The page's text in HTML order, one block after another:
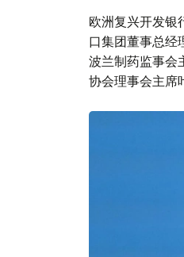
欧洲复兴开发银
口集团董事总经
波兰制药监事会
协会理事会主席